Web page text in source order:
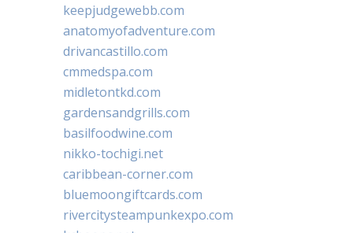
keepjudgewebb.com
anatomyofadventure.com
drivancastillo.com
cmmedspa.com
midletontkd.com
gardensandgrills.com
basilfoodwine.com
nikko-tochigi.net
caribbean-corner.com
bluemoongiftcards.com
rivercitysteampunkexpo.com